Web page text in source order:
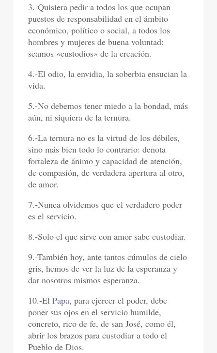
3.-Quisiera pedir a todos los que ocupan
puestos de responsabilidad en el ámbito
económico, político o social, a todos los
hombres y mujeres de buena voluntad:
seamos «custodios» de la creación.
4.-El odio, la envidia, la soberbia ensucian la
vida.
5.-No debemos tener miedo a la bondad, más
aún, ni siquiera de la ternura.
6.-La ternura no es la virtud de los débiles,
sino más bien todo lo contrario: denota
fortaleza de ánimo y capacidad de atención,
de compasión, de verdadera apertura al otro,
de amor.
7.-Nunca olvidemos que el verdadero poder
es el servicio.
8.-Solo el que sirve con amor sabe custodiar.
9.-También hoy, ante tantos cúmulos de cielo
gris, hemos de ver la luz de la esperanza y
dar nosotros mismos esperanza.
10.-ElPapa, para ejercer el poder, debe
poner sus ojos en el servicio humilde,
concreto, rico de fe, de san José, como él,
abrir los brazos para custodiar a todo el
Pueblo de Dios.